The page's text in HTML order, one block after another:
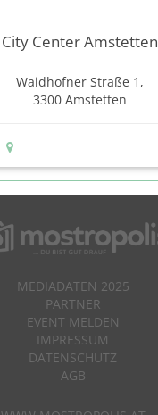
City Center Amstetten
Waidhofner Straße 1,
3300 Amstetten
MEDIADATEN 2025
PARTNER
EVENT MELDEN
IMPRESSUM
DATENSCHUTZ
AGB